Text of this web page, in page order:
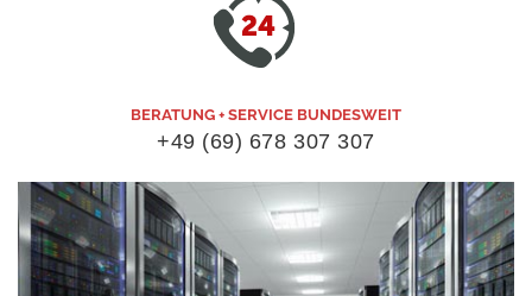
BERATUNG + SERVICE BUNDESWEIT
+49 (69) 678 307 307